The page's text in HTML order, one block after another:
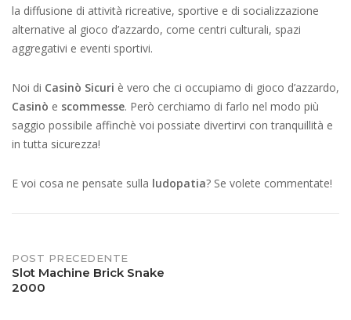
la diffusione di attività ricreative, sportive e di socializzazione
alternative al gioco d’azzardo, come centri culturali, spazi
aggregativi e eventi sportivi.
Noi di Casinò Sicuri è vero che ci occupiamo di gioco d’azzardo,
Casinò e scommesse. Però cerchiamo di farlo nel modo più
saggio possibile affinchè voi possiate divertirvi con tranquillità e
in tutta sicurezza!
E voi cosa ne pensate sulla ludopatia? Se volete commentate!
Post
navigation
POST PRECEDENTE
Slot Machine Brick Snake
2000